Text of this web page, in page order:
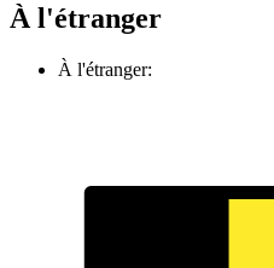
À l'étranger
À l'étranger: